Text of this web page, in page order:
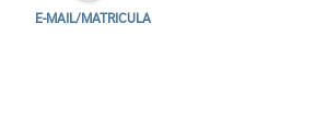
E-MAIL/MATRICULA